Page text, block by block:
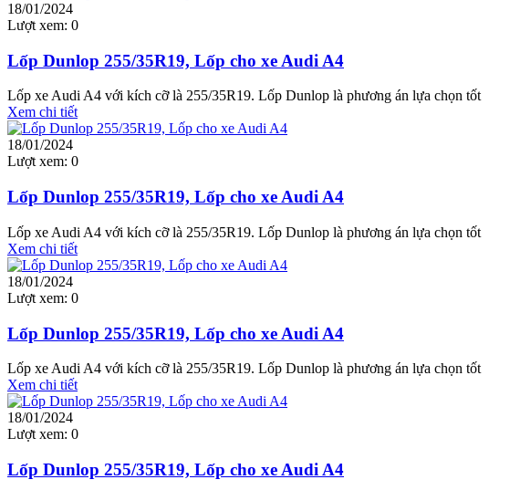
18/01/2024
Lượt xem: 0
Lốp Dunlop 255/35R19, Lốp cho xe Audi A4
Lốp xe Audi A4 với kích cỡ là 255/35R19. Lốp Dunlop là phương án lựa chọn tốt
Xem chi tiết
18/01/2024
Lượt xem: 0
Lốp Dunlop 255/35R19, Lốp cho xe Audi A4
Lốp xe Audi A4 với kích cỡ là 255/35R19. Lốp Dunlop là phương án lựa chọn tốt
Xem chi tiết
18/01/2024
Lượt xem: 0
Lốp Dunlop 255/35R19, Lốp cho xe Audi A4
Lốp xe Audi A4 với kích cỡ là 255/35R19. Lốp Dunlop là phương án lựa chọn tốt
Xem chi tiết
18/01/2024
Lượt xem: 0
Lốp Dunlop 255/35R19, Lốp cho xe Audi A4